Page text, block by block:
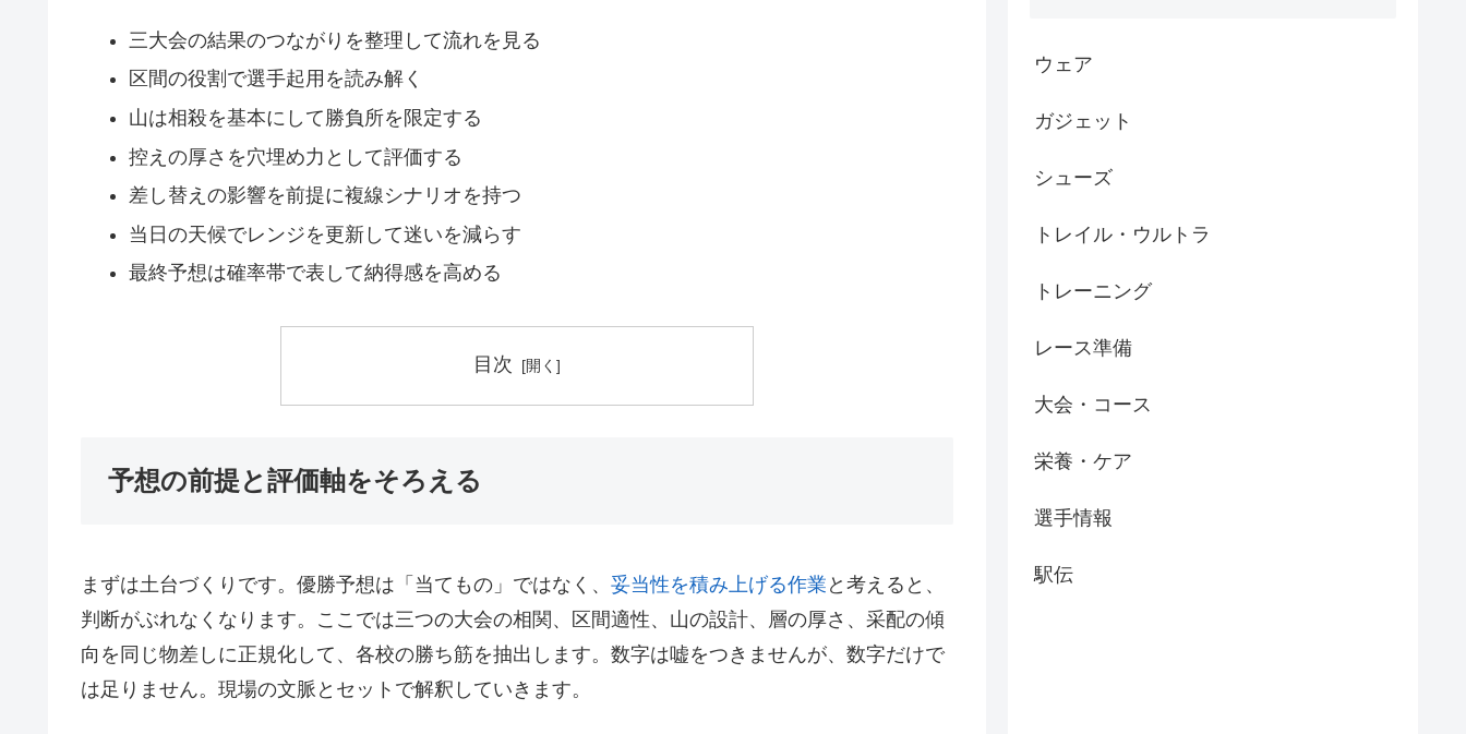
三大会の結果のつながりを整理して流れを見る
区間の役割で選手起用を読み解く
山は相殺を基本にして勝負所を限定する
控えの厚さを穴埋め力として評価する
差し替えの影響を前提に複線シナリオを持つ
当日の天候でレンジを更新して迷いを減らす
最終予想は確率帯で表して納得感を高める
目次
予想の前提と評価軸をそろえる
まずは土台づくりです。優勝予想は「当てもの」ではなく、 妥当性を積み上げる作業 と考えると、
判断がぶれなくなります。ここでは三つの大会の相関、区間適性、山の設計、層の厚さ、采配の傾
向を同じ物差しに正規化して、各校の勝ち筋を抽出します。数字は嘘をつきませんが、数字だけで
は足りません。現場の文脈とセットで解釈していきます。
ウェア
ガジェット
シューズ
トレイル・ウルトラ
トレーニング
レース準備
大会・コース
栄養・ケア
選手情報
駅伝